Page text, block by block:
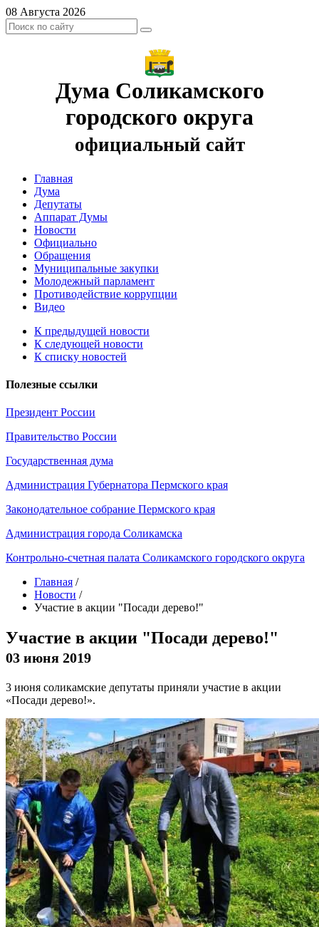
08 Августа 2026
Дума Соликамского
городского округа
официальный сайт
Главная
Дума
Депутаты
Аппарат Думы
Новости
Официально
Обращения
Муниципальные закупки
Молодежный парламент
Противодействие коррупции
Видео
К предыдущей новости
К следующей новости
К списку новостей
Полезные ссылки
Президент России
Правительство России
Государственная дума
Администрация Губернатора Пермского края
Законодательное собрание Пермского края
Администрация города Соликамска
Контрольно-счетная палата Соликамского городского округа
Главная /
Новости /
Участие в акции "Посади дерево!"
Участие в акции "Посади дерево!"
03 июня 2019
3 июня соликамские депутаты приняли участие в акции
«Посади дерево!».